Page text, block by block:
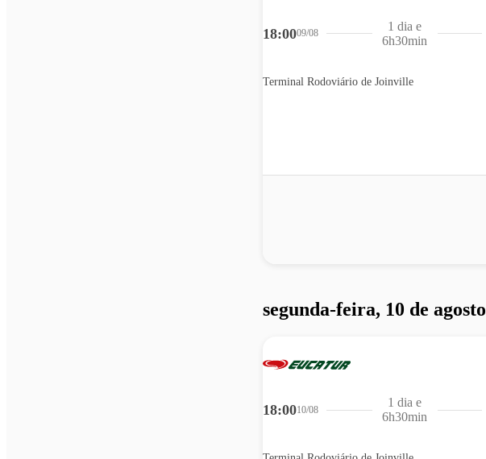
18:0009/08
Terminal Rodoviário de Joinville
1 dia e
6h30min
segunda-feira, 10 de agosto
18:0010/08
1 dia e
6h30min